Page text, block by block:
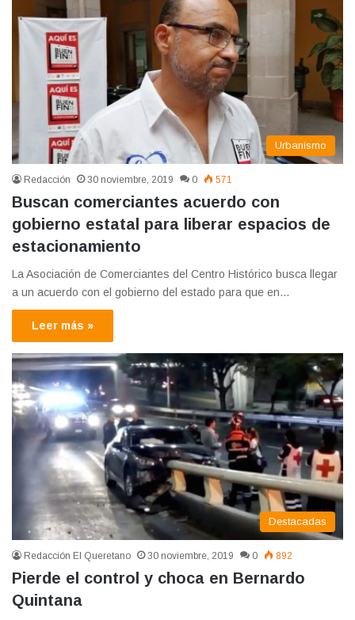
Urbanismo
Redacción 30 noviembre, 2019 0 571
Buscan comerciantes acuerdo con
gobierno estatal para liberar espacios de
estacionamiento
La Asociación de Comerciantes del Centro Histórico busca llegar
a un acuerdo con el gobierno del estado para que en…
Leer más »
Destacadas
Redacción El Queretano 30 noviembre, 2019 0 892
Pierde el control y choca en Bernardo
Quintana